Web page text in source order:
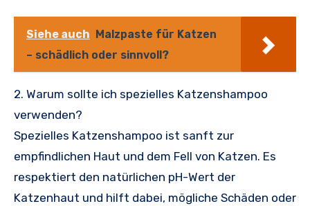
Siehe auch
Malzpaste für Katzen
– schädlich oder sinnvoll?
2. Warum sollte ich spezielles Katzenshampoo
verwenden?
Spezielles Katzenshampoo ist sanft zur
empfindlichen Haut und dem Fell von Katzen. Es
respektiert den natürlichen pH-Wert der
Katzenhaut und hilft dabei, mögliche Schäden oder